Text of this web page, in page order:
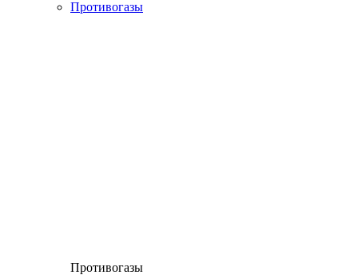
Противогазы
Противогазы